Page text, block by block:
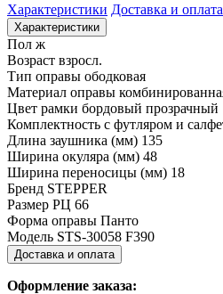
Характеристики Доставка и оплата
Характеристики
Пол ж
Возраст взросл.
Тип оправы ободковая
Материал оправы
Цвет рамки бордовый прозрачный
Комплектность с футляром и
Длина заушника (мм) 135
Ширина окуляра (мм) 48
Ширина переносицы (мм) 18
Бренд STEPPER
Размер РЦ 66
Форма оправы Панто
Модель STS-30058 F390
Доставка и оплата
Оформление заказа: